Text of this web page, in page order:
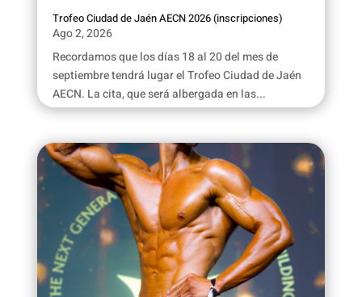
Trofeo Ciudad de Jaén AECN 2026 (inscripciones)
Ago 2, 2026
Recordamos que los días 18 al 20 del mes de
septiembre tendrá lugar el Trofeo Ciudad de Jaén
AECN. La cita, que será albergada en las...